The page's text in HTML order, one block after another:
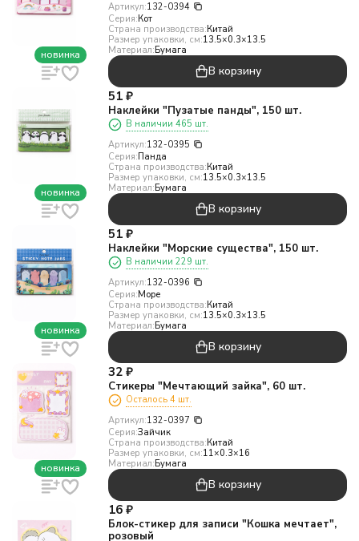
новинка
Артикул:132-0394
Серия:Кот
Страна производства:Китай
Размер упаковки, см:13.5×0.3×13.5
Материал:Бумага
В корзину
новинка
51 ₽
Наклейки "Пузатые панды", 150 шт.
В наличии 465 шт.
Артикул:132-0395
Серия:Панда
Страна производства:Китай
Размер упаковки, см:13.5×0.3×13.5
Материал:Бумага
В корзину
новинка
51 ₽
Наклейки "Морские существа", 150 шт.
В наличии 229 шт.
Артикул:132-0396
Серия:Море
Страна производства:Китай
Размер упаковки, см:13.5×0.3×13.5
Материал:Бумага
В корзину
новинка
32 ₽
Стикеры "Мечтающий зайка", 60 шт.
Осталось 4 шт.
Артикул:132-0397
Серия:Зайчик
Страна производства:Китай
Размер упаковки, см:11×0.3×16
Материал:Бумага
В корзину
16 ₽
Блок-стикер для записи "Кошка мечтает",
розовый